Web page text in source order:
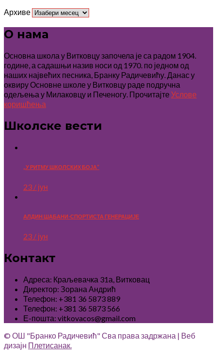
Архиве
О нама
Основна школа у Витковцу започела је са радом 1904.
године, а садашњи назив носи од 1970. по једном од
наших највећих песника, Бранку Радичевићу. Данас у
оквиру Основне школе у Витковцу раде подручна
одељења у Милаковцу и Печеногу. Прочитајте Услове
коришћења
Школске вести
„У РИТМУ ШКОЛСКИХ БОЈА“
23 / јун
АЛДИН ШАБАНИ-СПОРТИСТА ГЕНЕРАЦИЈЕ
23 / јун
Контакт
Адреса: Краљевачка 31а, Витковац
Директор: Зорана Андрић
Телефон: +381 36 5873 889
Телефон: +381 36 5873 566
Е-пошта: vitkovacos@gmail.com
© ОШ "Бранко Радичевић" Сва права задржана | Веб
дизајн Плетисанак.